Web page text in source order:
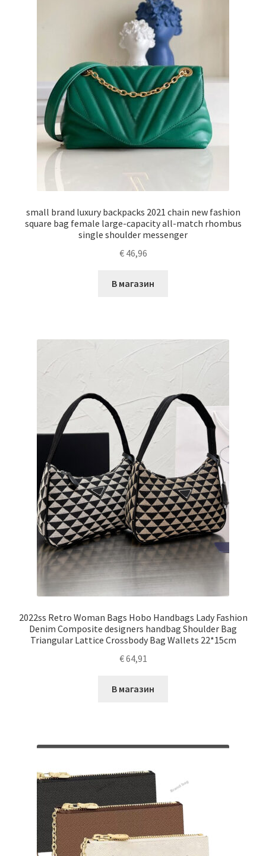
small brand luxury backpacks 2021 chain new fashion
square bag female large-capacity all-match rhombus
single shoulder messenger
€46,96
В магазин
2022ss Retro Woman Bags Hobo Handbags Lady Fashion
Denim Composite designers handbag Shoulder Bag
Triangular Lattice Crossbody Bag Wallets 22*15cm
€64,91
В магазин